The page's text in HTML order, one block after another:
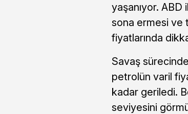
yaşanıyor.
sona ermesi ve
fiyatlarında
Savaş
petrolün varil
kadar geriledi.
seviyesini